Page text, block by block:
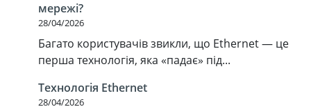
мережі?
28/04/2026
Багато користувачів звикли, що Ethernet — це
перша технологія, яка «падає» під...
Технологія Ethernet
28/04/2026